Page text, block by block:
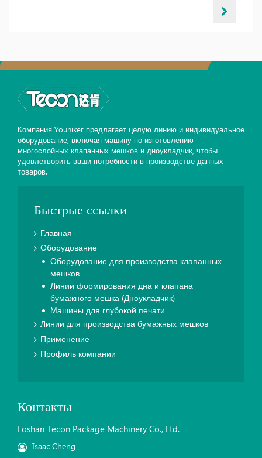
Компания Youniker предлагает целую линию и индивидуальное
оборудование, включая машину по изготовлению
многослойных клапанных мешков и дноукладчик, чтобы
удовлетворить ваши потребности в производстве данных
товаров.
Быстрые ссылки
Главная
Оборудование
Оборудование для производства клапанных
мешков
Линии формирования дна и клапана
бумажного мешка (Дноукладчик)
Машины для глубокой печати
Линии для производства бумажных мешков
Применение
Профиль компании
Контакты
Foshan Tecon Package Machinery Co., Ltd.
Isaac Cheng